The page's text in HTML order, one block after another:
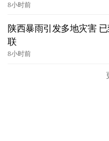
8小时前
陕西暴雨引发多地灾害
联
8小时前